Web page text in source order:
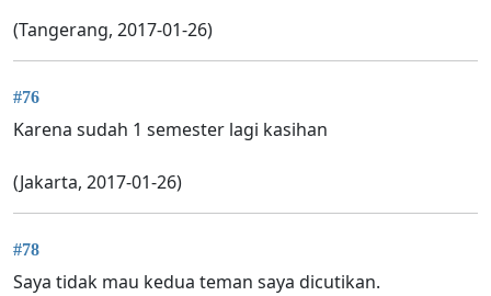
(Tangerang, 2017-01-26)
#76
Karena sudah 1 semester lagi kasihan
(Jakarta, 2017-01-26)
#78
Saya tidak mau kedua teman saya dicutikan.